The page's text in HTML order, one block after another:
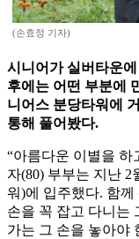
(손효정 기자)
시니어가 실버타운
후에는 어떤 부분에
니어스 분당타워에
통해 풀어봤다.
“아름다운 이별을 하
자(80) 부부는 지난
워)에 입주했다. 함
손을 꼭 잡고 다니는
가는 그 손을 놓아야